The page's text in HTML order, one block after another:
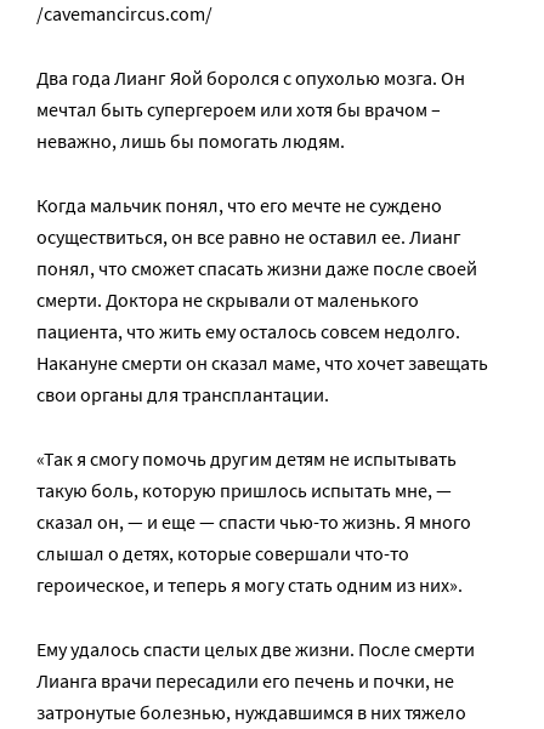
/cavemancircus.com/
Два года Лианг Яой боролся с опухолью мозга. Он
мечтал быть супергероем или хотя бы врачом –
неважно, лишь бы помогать людям.
Когда мальчик понял, что его мечте не суждено
осуществиться, он все равно не оставил ее. Лианг
понял, что сможет спасать жизни даже после своей
смерти. Доктора не скрывали от маленького
пациента, что жить ему осталось совсем недолго.
Накануне смерти он сказал маме, что хочет завещать
свои органы для трансплантации.
«Так я смогу помочь другим детям не испытывать
такую боль, которую пришлось испытать мне, —
сказал он, — и еще — спасти чью-то жизнь. Я много
слышал о детях, которые совершали что-то
героическое, и теперь я могу стать одним из них».
Ему удалось спасти целых две жизни. После смерти
Лианга врачи пересадили его печень и почки, не
затронутые болезнью, нуждавшимся в них тяжело